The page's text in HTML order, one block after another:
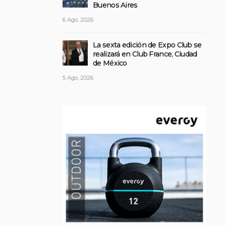
Buenos Aires
6 Ago, 2026
La sexta edición de Expo Club se
realizará en Club France, Ciudad
de México
5 Ago, 2026